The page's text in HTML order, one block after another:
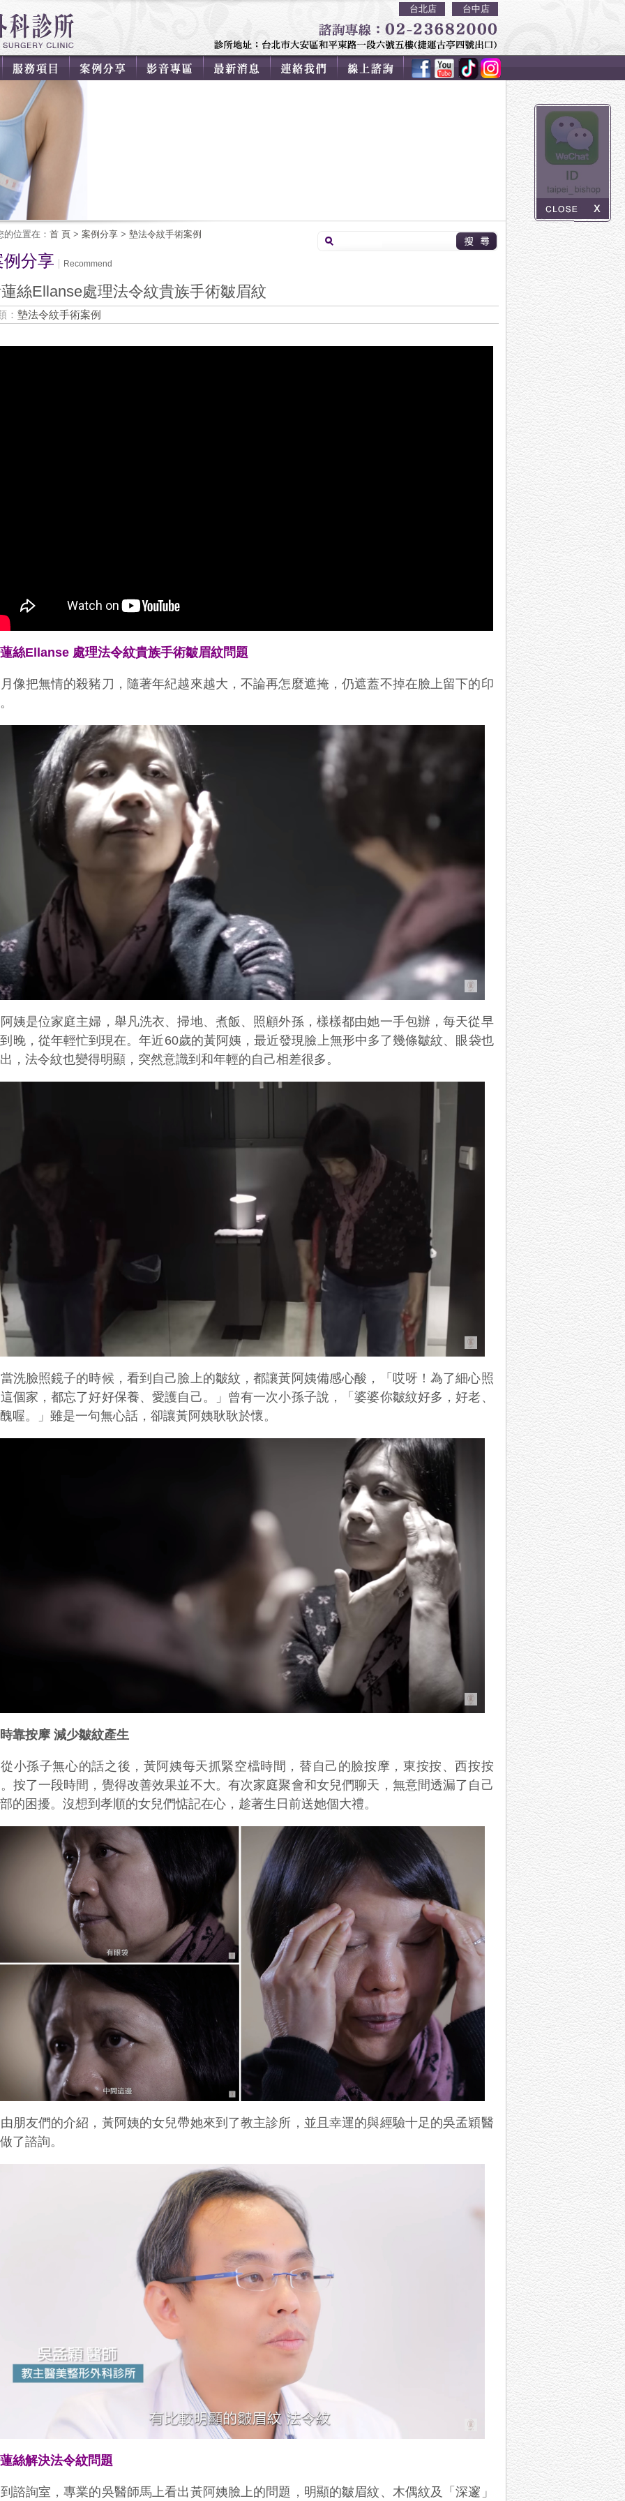
台北店 台中店
的位置在： 首 頁 > 案例分享 > 墊法令紋手術案例
例分享 Recommend
絲Ellanse處理法令紋貴族手術皺眉紋
： 墊法令紋手術案例
絲Ellanse 處理法令紋貴族手術皺眉紋問題
像把無情的殺豬刀，隨著年紀越來越大，不論再怎麼遮掩，仍遮蓋不掉在臉上留下的印
姨是位家庭主婦，舉凡洗衣、掃地、煮飯、照顧外孫，樣樣都由她一手包辦，每天從早
晚，從年輕忙到現在。年近60歲的黃阿姨，最近發現臉上無形中多了幾條皺紋、眼袋也
，法令紋也變得明顯，突然意識到和年輕的自己相差很多。
洗臉照鏡子的時候，看到自己臉上的皺紋，都讓黃阿姨備感心酸，「哎呀！為了細心照
個家，都忘了好好保養、愛護自己。」曾有一次小孫子說，「婆婆你皺紋好多，好老、
喔。」雖是一句無心話，卻讓黃阿姨耿耿於懷。
靠按摩 減少皺紋產生
小孫子無心的話之後，黃阿姨每天抓緊空檔時間，替自己的臉按摩，東按按、西按按
按了一段時間，覺得改善效果並不大。有次家庭聚會和女兒們聊天，無意間透漏了自己
的困擾。沒想到孝順的女兒們惦記在心，趁著生日前送她個大禮。
朋友們的介紹，黃阿姨的女兒帶她來到了教主診所，並且幸運的與經驗十足的吳孟穎醫
了諮詢。
絲解決法令紋問題
諮詢室，專業的吳醫師馬上看出黃阿姨臉上的問題，明顯的皺眉紋、木偶紋及「深邃」